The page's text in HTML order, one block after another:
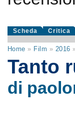
Scheda Critica
Home » Film » 2016
Tanto
di